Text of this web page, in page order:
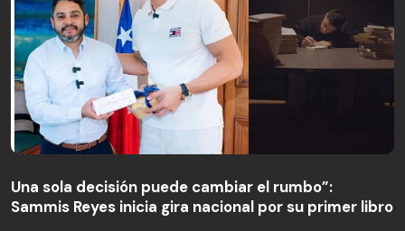
Una sola decisión puede cambiar el rumbo”:
Sammis Reyes inicia gira nacional por su primer libro